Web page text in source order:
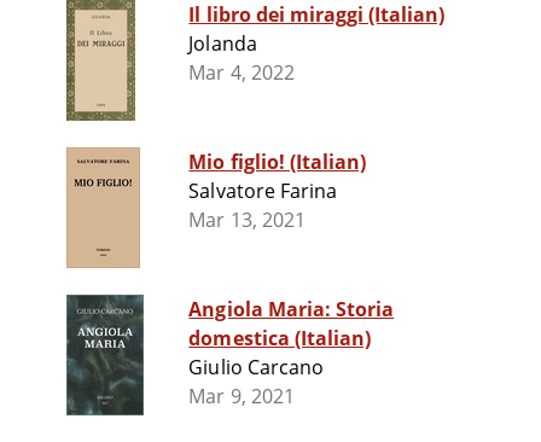
Il libro dei miraggi (Italian)
Jolanda
Mar 4, 2022
Mio figlio! (Italian)
Salvatore Farina
Mar 13, 2021
Angiola Maria: Storia
domestica (Italian)
Giulio Carcano
Mar 9, 2021